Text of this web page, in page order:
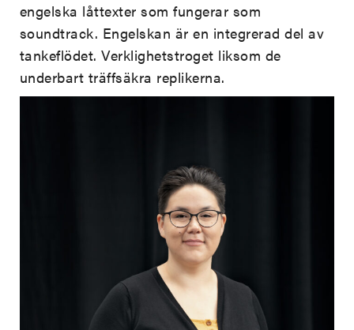
engelska låttexter som fungerar som
soundtrack. Engelskan är en integrerad del av
tankeflödet. Verklighetstroget liksom de
underbart träffsäkra replikerna.